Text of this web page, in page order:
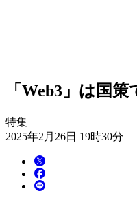
「Web3」は国
特集
2025年2月26日 19時30分